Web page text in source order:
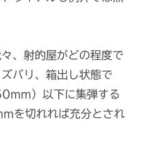
、射的屋がどの程度で
バリ、箱出し状態で
）以下に集弾する
を切れれば充分とされ